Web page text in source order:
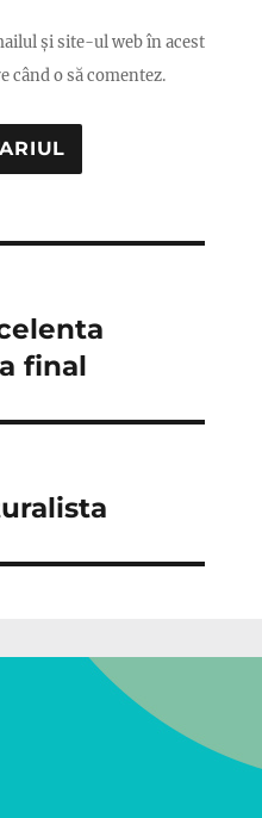
și site-ul web în acest
când o să comentez.
final